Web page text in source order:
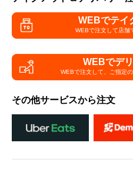
WEBでテイ
WEBで注文して店舗
WEBでデ
WEBで注文して、 ご指定
その他サービスから注文